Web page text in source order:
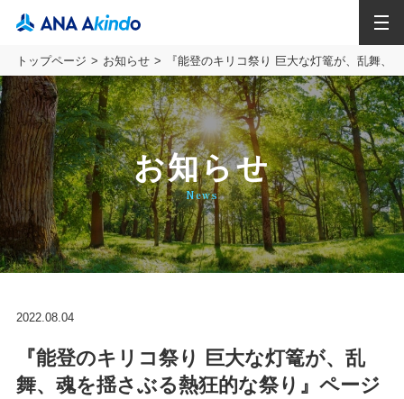
トップページ お知らせ 『能登のキリコ祭り 巨⼤な灯篭が、乱舞、
お知らせ
News
2022.08.04
『能登のキリコ祭り 巨⼤な灯篭が、乱
舞、魂を揺さぶる熱狂的な祭り』ページ